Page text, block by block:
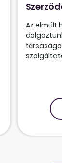
Az elmúlt